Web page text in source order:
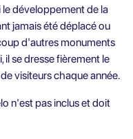
le développement de la
jamais été déplacé ou
d'autres monuments
se dresse fièrement le
visiteurs chaque année.
n'est pas inclus et doit